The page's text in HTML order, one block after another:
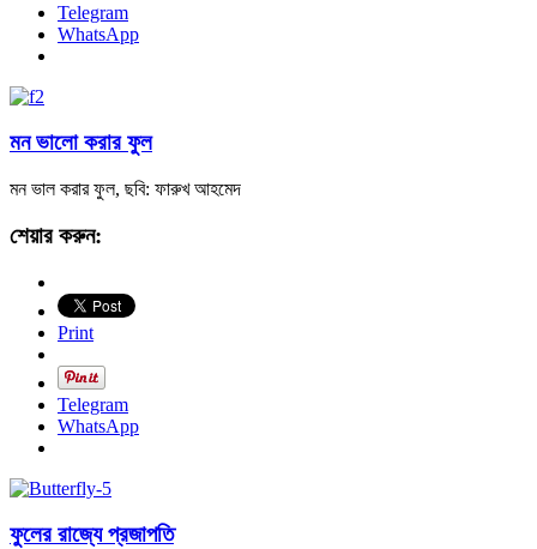
Telegram
WhatsApp
মন ভালো করার ফুল
মন ভাল করার ফুল, ছবি: ফারুখ আহমেদ
শেয়ার করুন:
Print
Telegram
WhatsApp
ফুলের রাজ্যে প্রজাপতি